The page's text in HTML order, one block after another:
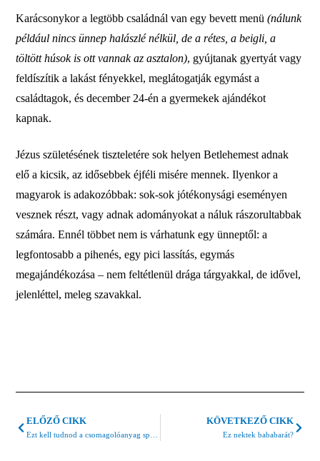
Karácsonykor a legtöbb családnál van egy bevett menü(nálunk
például nincs ünnep halászlé nélkül, de a rétes, a beigli, a
töltött húsok is ott vannak az asztalon), gyújtanak gyertyát vagy
feldíszítik a lakást fényekkel, meglátogatják egymást a
családtagok, és december 24-én a gyermekek ajándékot
kapnak.
Jézus születésének tiszteletére sok helyen Betlehemest adnak
elő a kicsik, az idősebbek éjféli misére mennek. Ilyenkor a
magyarok is adakozóbbak: sok-sok jótékonysági eseményen
vesznek részt, vagy adnak adományokat a náluk rászorultabbak
számára. Ennél többet nem is várhatunk egy ünneptől: a
legfontosabb a pihenés, egy pici lassítás, egymás
megajándékozása – nem feltétlenül drága tárgyakkal, de idővel,
jelenléttel, meleg szavakkal.
ELŐZŐ CIKK KÖVETKEZŐ CIKK
Ez nektek bababarát?